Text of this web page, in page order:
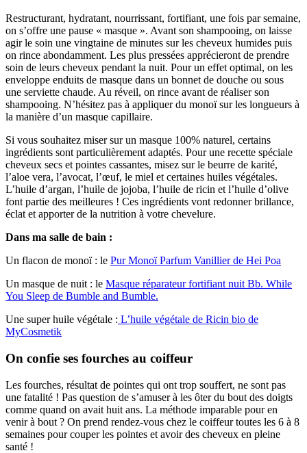
Restructurant, hydratant, nourrissant, fortifiant, une fois par semaine,
on s’offre une pause « masque ». Avant son shampooing, on laisse
agir le soin une vingtaine de minutes sur les cheveux humides puis
on rince abondamment. Les plus pressées apprécieront de prendre
soin de leurs cheveux pendant la nuit. Pour un effet optimal, on les
enveloppe enduits de masque dans un bonnet de douche ou sous
une serviette chaude. Au réveil, on rince avant de réaliser son
shampooing. N’hésitez pas à appliquer du monoï sur les longueurs à
la manière d’un masque capillaire.
Si vous souhaitez miser sur un masque 100% naturel, certains
ingrédients sont particulièrement adaptés. Pour une recette spéciale
cheveux secs et pointes cassantes, misez sur le beurre de karité,
l’aloe vera, l’avocat, l’œuf, le miel et certaines huiles végétales.
L’huile d’argan, l’huile de jojoba, l’huile de ricin et l’huile d’olive
font partie des meilleures ! Ces ingrédients vont redonner brillance,
éclat et apporter de la nutrition à votre chevelure.
Dans ma salle de bain :
Un flacon de monoï : le Pur Monoï Parfum Vanillier de Hei Poa
Un masque de nuit : le Masque réparateur fortifiant nuit Bb. While
You Sleep de Bumble and Bumble.
Une super huile végétale : L’huile végétale de Ricin bio de
MyCosmetik
On confie ses fourches au coiffeur
Les fourches, résultat de pointes qui ont trop souffert, ne sont pas
une fatalité ! Pas question de s’amuser à les ôter du bout des doigts
comme quand on avait huit ans. La méthode imparable pour en
venir à bout ? On prend rendez-vous chez le coiffeur toutes les 6 à 8
semaines pour couper les pointes et avoir des cheveux en pleine
santé !